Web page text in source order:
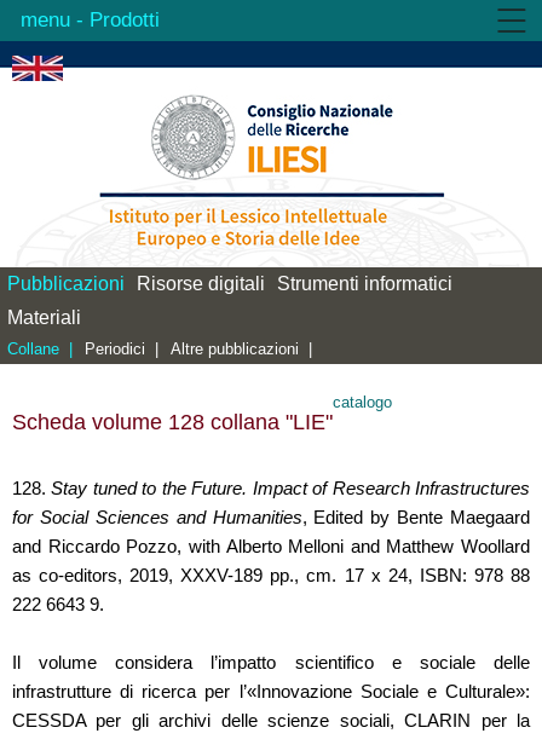
- Prodotti
Istituto
Attività
Pubblicazioni Risorse digitali
Strumenti informatici
Materiali
Collane | Periodici | Altre pubblicazioni |
Scheda volume 128 collana "LIE"
catalogo
128.Stay tuned to the Future. Impact of Research Infrastructures
for Social Sciences and Humanities, Edited by Bente Maegaard
and Riccardo Pozzo, with Alberto Melloni and Matthew Woollard
as co-editors, 2019, XXXV-189 pp., cm. 17 x 24, ISBN: 978 88
222 6643 9.
Il volume considera l’impatto scientifico e sociale delle
infrastrutture di ricerca per l’«Innovazione Sociale e Culturale»:
CESSDA per gli archivi delle scienze sociali, CLARIN per la